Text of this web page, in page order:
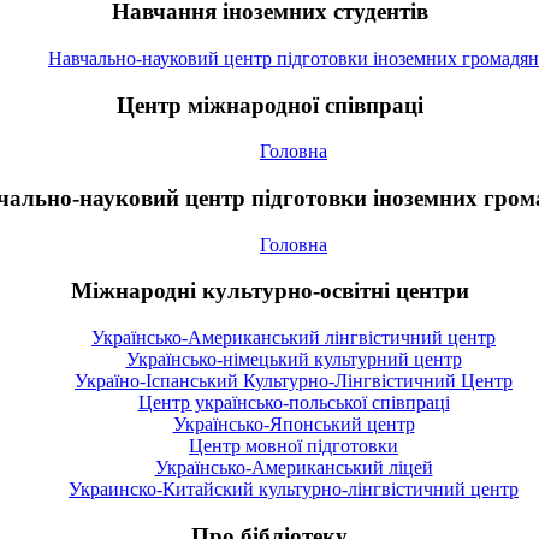
Навчання іноземних студентів
Навчально-науковий центр підготовки іноземних громадян
Центр міжнародної співпраці
Головна
науковий центр підготовки іноземних
Головна
Міжнародні культурно-освітні центри
Українсько-Американський лінгвістичний центр
Українсько-німецький культурний центр
Україно-Іспанський Культурно-Лінгвістичний Центр
Центр українсько-польської співпраці
Українсько-Японський центр
Центр мовної підготовки
Українсько-Американський ліцей
Украинско-Китайский культурно-лінгвістичний центр